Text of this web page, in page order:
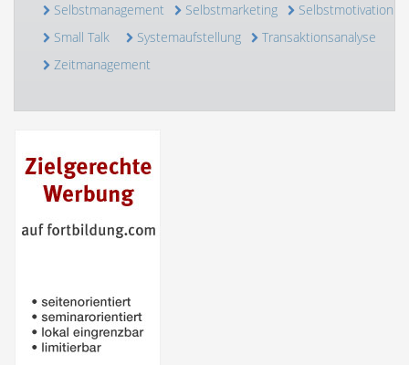
Selbstmanagement Selbstmarketing
Selbstmotivation
Small Talk
Systemaufstellung
Transaktionsanalyse
Zeitmanagement